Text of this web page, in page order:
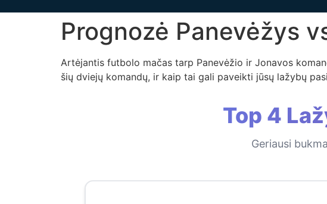
Prognozė Panevėžys
Artėjantis futbolo mačas tarp Panevėžio ir Jonavos
šių dviejų komandų, ir kaip tai gali paveikti jūsų lažybų
Top 4
Geriausi